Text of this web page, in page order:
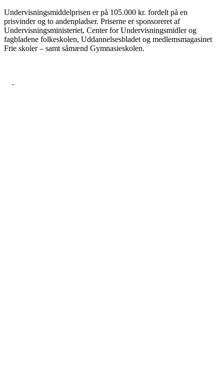
Undervisningsmiddelprisen er på 105.000 kr. fordelt på en
prisvinder og to andenpladser. Priserne er sponsoreret af
Undervisningsministeriet, Center for Undervisningsmidler og
fagbladene folkeskolen, Uddannelsesbladet og medlemsmagasinet
Frie skoler – samt såmænd Gymnasieskolen.